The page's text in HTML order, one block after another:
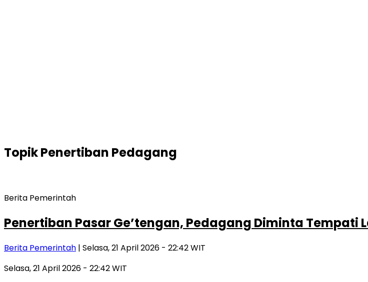
TopikPenertiban Pedagang
Berita Pemerintah
Penertiban Pasar Ge’tengan, Pedagang Diminta Tempati
Berita Pemerintah | Selasa, 21 April 2026 - 22:42 WIT
Selasa, 21 April 2026 - 22:42 WIT